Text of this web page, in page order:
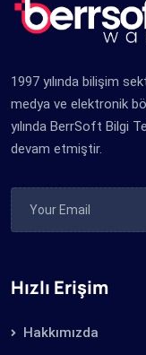
1997 yılında bilişim
medya ve elektronik
yılında BerrSoft Bilgi
devam etmiştir.
Hızlı Erişim
Hakkımızda